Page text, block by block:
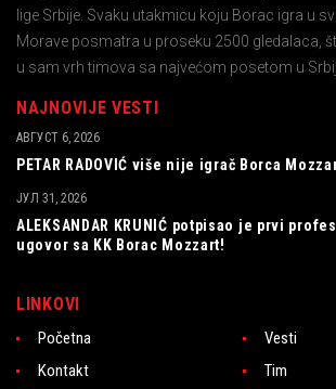
lige Srbije. Svaku utakmicu koju Borac igra u
Morave posmatra u proseku 2500 gledalaca,
u sam vrh timova sa najvećom posetom u
NAJNOVIJE VESTI
PETAR RADOVIĆ više nije igrač Borca
АВГУСТ 6, 2026
ALEKSANDAR KRUNIĆ potpisao je prvi
ugovor sa KK Borac Mozzart!
ЈУЛ 31, 2026
LINKOVI
Početna
Vesti
Kontakt
Tim